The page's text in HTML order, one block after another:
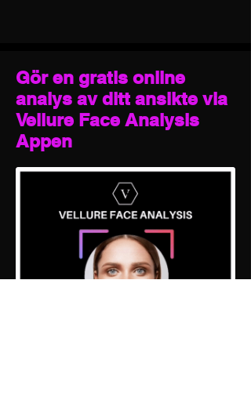
Gör en gratis online
analys av ditt ansikte via
Vellure Face Analysis
Appen